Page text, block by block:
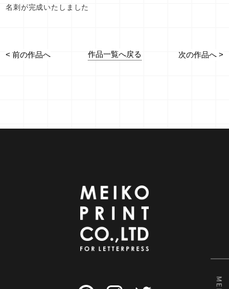
名刺が完成いたしました
< 前の作品へ 作品一覧へ戻る 次の作品へ >